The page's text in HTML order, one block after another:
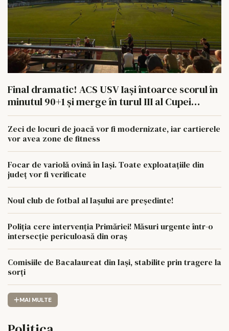
Final dramatic! ACS USV Iași întoarce scorul în
minutul 90+1 și merge în turul III al Cupei
României
Zeci de locuri de joacă vor fi modernizate, iar cartierele
vor avea zone de fitness
Focar de variolă ovină în Iași. Toate exploatațiile din
județ vor fi verificate
Noul club de fotbal al Iașului are președinte!
Poliția cere intervenția Primăriei! Măsuri urgente într-o
intersecție periculoasă din oraș
Comisiile de Bacalaureat din Iași, stabilite prin tragere la
sorți
MAI MULTE